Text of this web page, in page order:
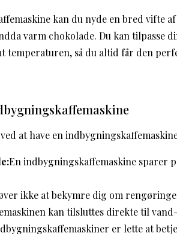
kan du nyde en bred vifte
varm chokolade. Du kan tilpasse
temperaturen, så du altid får den
at have en
En indbygningskaffemaskine sparer
ikke at bekymre dig om
kan tilsluttes direkte til
er lette at